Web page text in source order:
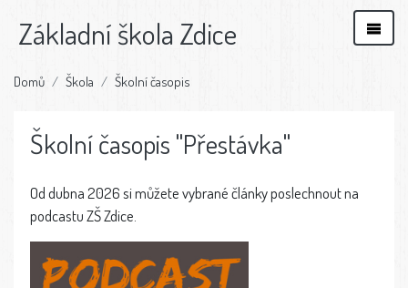
Základní škola Zdice
Domů Škola Školní časopis
Školní časopis "Přestávka"
Od dubna 2026 si můžete vybrané články poslechnout na
podcastu ZŠ Zdice.